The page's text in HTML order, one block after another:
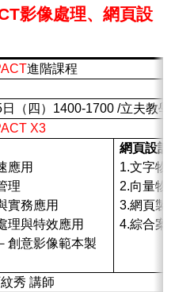
影像處理、網頁設
進階課程
（四）1400-1700 /立夫教
X3
應用
理
實務應用
理與特效應用
創意影像範本製
網頁設計
1.文字物
2.向量物
3.網頁製
4.綜合案
秀 講師